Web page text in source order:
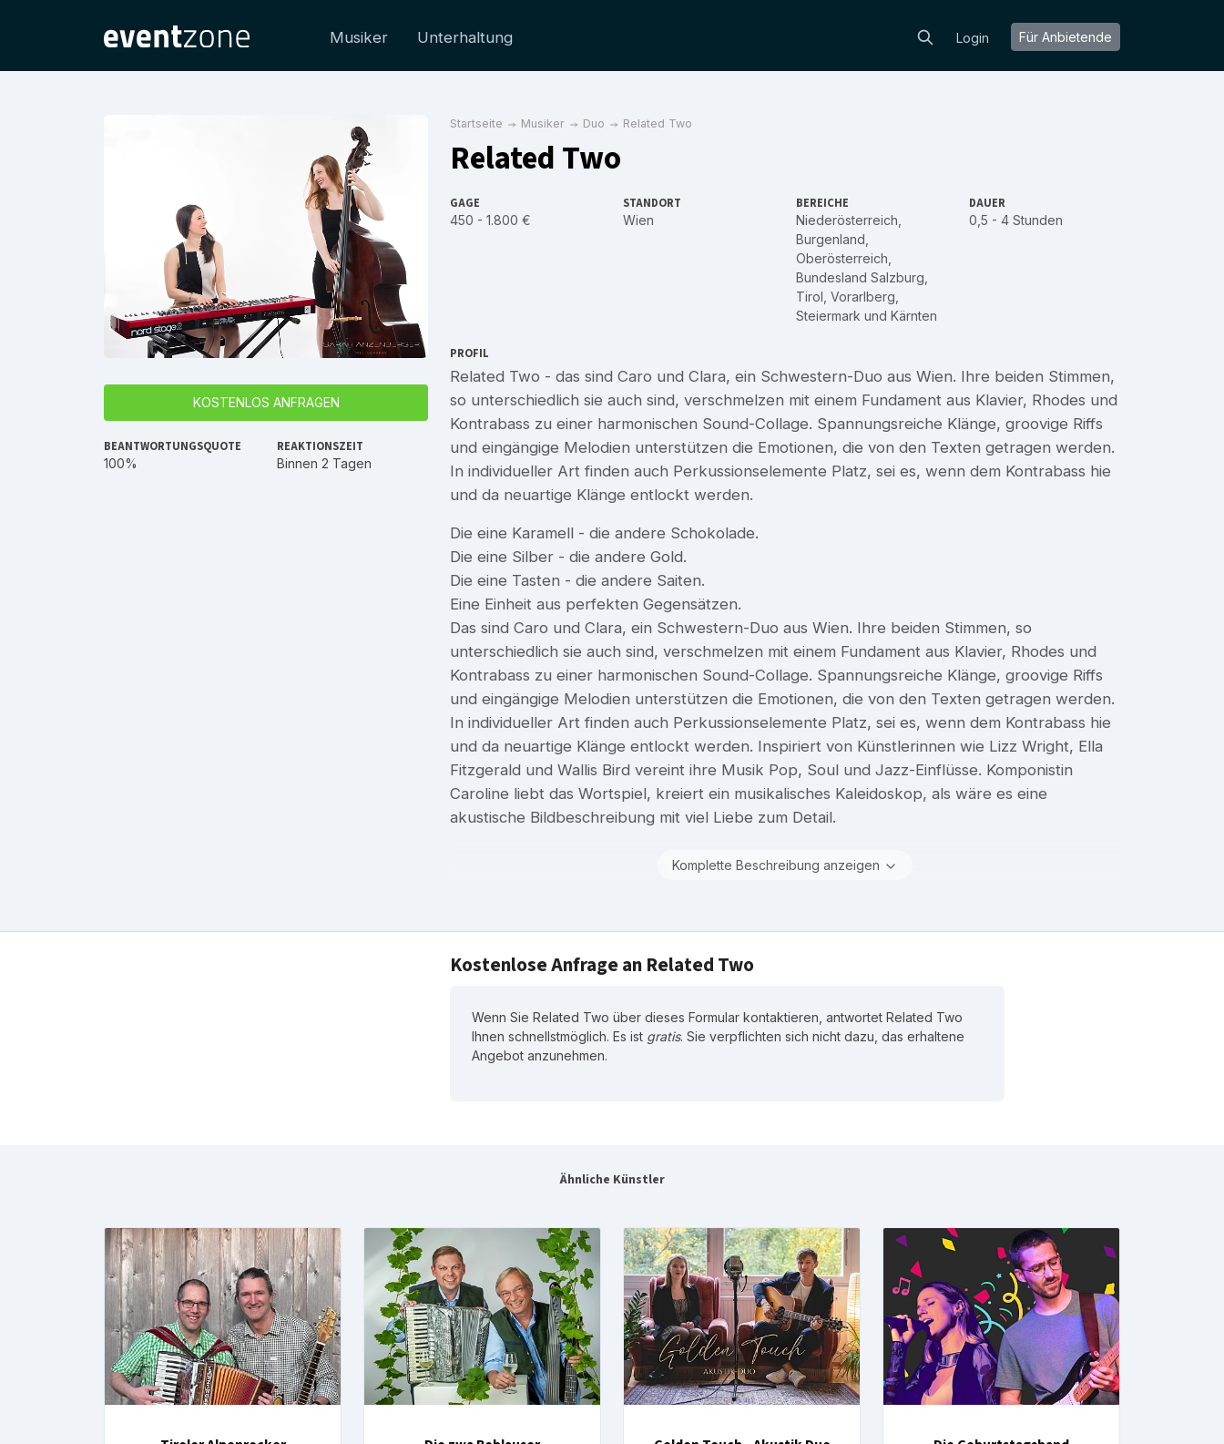
Musiker Unterhaltung Login Für Anbietende
KOSTENLOS ANFRAGEN
BEANTWORTUNGSQUOTE
100%
REAKTIONSZEIT
Binnen 2 Tagen
Startseite Musiker Duo Related Two
Related Two
GAGE
450 - 1.800 €
STANDORT
Wien
BEREICHE
Niederösterreich
Burgenland
Oberösterreich
Bundesland Salzburg
Tirol Vorarlberg
Steiermark und Kärnten
DAUER
0,5 - 4 Stunden
PROFIL
Related Two - das sind Caro und Clara, ein Schwestern-Duo aus Wien. Ihre beiden Stimmen,
so unterschiedlich sie auch sind, verschmelzen mit einem Fundament aus Klavier, Rhodes und
Kontrabass zu einer harmonischen Sound-Collage. Spannungsreiche Klänge, groovige Riffs
und eingängige Melodien unterstützen die Emotionen, die von den Texten getragen werden.
In individueller Art finden auch Perkussionselemente Platz, sei es, wenn dem Kontrabass hie
und da neuartige Klänge entlockt werden.
Die eine Karamell - die andere Schokolade.
Die eine Silber - die andere Gold.
Die eine Tasten - die andere Saiten.
Eine Einheit aus perfekten Gegensätzen.
Das sind Caro und Clara, ein Schwestern-Duo aus Wien. Ihre beiden Stimmen, so
unterschiedlich sie auch sind, verschmelzen mit einem Fundament aus Klavier, Rhodes und
Kontrabass zu einer harmonischen Sound-Collage. Spannungsreiche Klänge, groovige Riffs
und eingängige Melodien unterstützen die Emotionen, die von den Texten getragen werden.
In individueller Art finden auch Perkussionselemente Platz, sei es, wenn dem Kontrabass hie
und da neuartige Klänge entlockt werden. Inspiriert von Künstlerinnen wie Lizz Wright, Ella
Fitzgerald und Wallis Bird vereint ihre Musik Pop, Soul und Jazz-Einflüsse. Komponistin
Caroline liebt das Wortspiel, kreiert ein musikalisches Kaleidoskop, als wäre es eine
akustische Bildbeschreibung mit viel Liebe zum Detail.
Komplette Beschreibung anzeigen
Kostenlose Anfrage an Related Two
Wenn Sie Related Two über dieses Formular kontaktieren, antwortet Related Two
Ihnen schnellstmöglich. Es ist gratis. Sie verpflichten sich nicht dazu, das erhaltene
Angebot anzunehmen.
Ähnliche Künstler